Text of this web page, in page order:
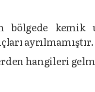
bölgede kemik
ayrılmamıştır.
hangileri